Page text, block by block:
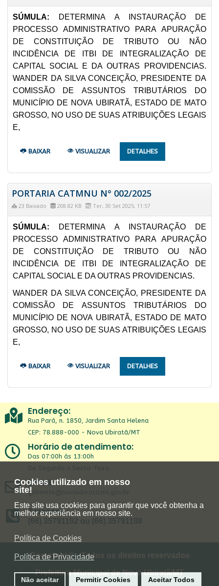
Cookies utilizado em nosso
site!
Este site usa cookies para garantir que você obtenha a
melhor experiência em nosso site.
Política de Cookies
Política de Privacidade
Não aceitar Permitir Cookies Aceitar Todos
SÚMULA: DETERMINA A INSTAURAÇÃO DE
PROCESSO ADMINISTRATIVO PARA APURAÇÃO
DE CONSTITUIÇÃO DE TRIBUTO OU NÃO
INCIDÊNCIA DE ITBI DE INTEGRALIZAÇÃO DE
CAPITAL SOCIAL E DA OUTRAS PROVIDENCIAS.
WANDER DA SILVA CONCEIÇÃO, PRESIDENTE DA
COMISSÃO DE ASSUNTOS TRIBUTÁRIOS DO
MUNICÍPIO DE NOVA UBIRATÃ, ESTADO DE MATO
GROSSO, NO USO DE SUAS ATRIBUIÇÕES LEGAIS
E,
BAIXAR VISUALIZAR DETALHES
PORTARIA CATMNU N° 002/2025
23 Baixado 208.82 KB Ter, 30 Set 2025, 11:57
SÚMULA: DETERMINA A INSTAURAÇÃO DE
PROCESSO ADMINISTRATIVO PARA APURAÇÃO
DE CONSTITUIÇÃO DE TRIBUTO OU NÃO
INCIDÊNCIA DE ITBI DE INTEGRALIZAÇÃO DE
CAPITAL SOCIAL E DA OUTRAS PROVIDENCIAS.
WANDER DA SILVA CONCEIÇÃO, PRESIDENTE DA
COMISSÃO DE ASSUNTOS TRIBUTÁRIOS DO
MUNICÍPIO DE NOVA UBIRATÃ, ESTADO DE MATO
GROSSO, NO USO DE SUAS ATRIBUIÇÕES LEGAIS
E,
BAIXAR VISUALIZAR DETALHES
Endereço:
Rua Pará, n. 1850, Jardim Santa Helena
CEP: 78.888-000 - Nova Ubiratã/MT
Horário de atendimento:
Das 07:00h às 13:00h
De Segunda a Sexta-feira
Email:
gabinete@novaubirata.mt.gov.br
Telefone:
(66) 35791192 ou (66) 35791188
Copyright © - Todos os direitos reservados
Prefeitura Municipal de Nova Ubiratã/MT